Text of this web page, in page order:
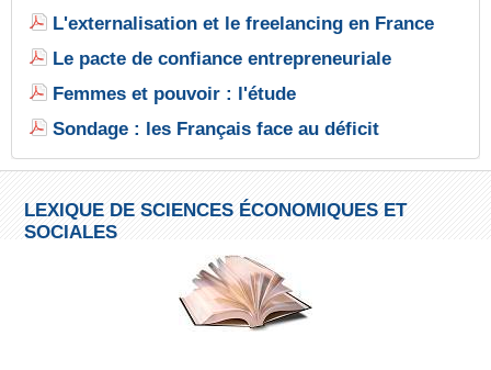
L'externalisation et le freelancing en France
Le pacte de confiance entrepreneuriale
Femmes et pouvoir : l'étude
Sondage : les Français face au déficit
LEXIQUE DE SCIENCES ÉCONOMIQUES ET
SOCIALES